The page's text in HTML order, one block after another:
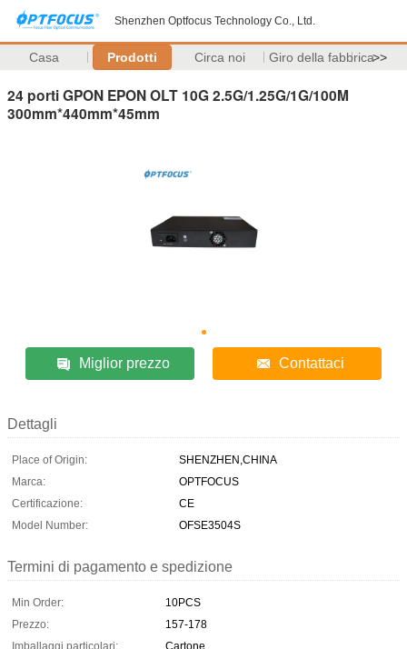
Shenzhen Optfocus Technology Co., Ltd.
Casa Prodotti Circa noi Giro della fabbrica>>
24 porti GPON EPON OLT 10G 2.5G/1.25G/1G/100M
300mm*440mm*45mm
Miglior prezzo Contattaci
Dettagli
Place of Origin:
SHENZHEN,CHINA
Marca:
OPTFOCUS
Certificazione:
CE
Model Number:
OFSE3504S
Termini di pagamento e spedizione
Min Order:
10PCS
Prezzo:
157-178
Imballaggi particolari:
Cartone